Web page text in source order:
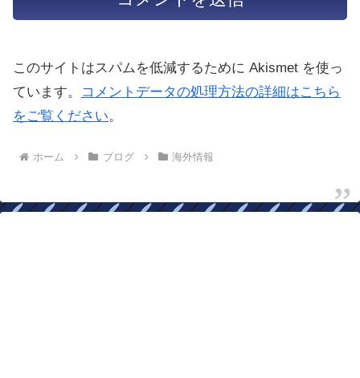
このサイトはスパムを低減するために Akismet を使っ
ています。
コメントデータの処理方法の詳細はこちら
をご覧ください。
ホーム ブログ 海外情報